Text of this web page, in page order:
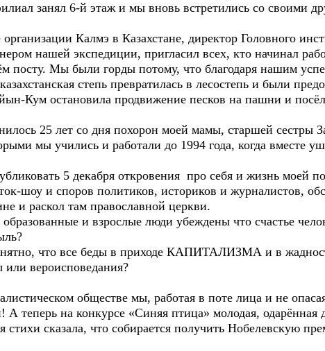
занял 6-й этаж и мы вновь встретились со своими
Калмэ в Казахстане, директор Головного
нашей экспедиции, пригласил всех, кто начинал
посту. Мы были горды потому, что благодаря нашим
степь превратилась в лесостепь и были
Кум остановила продвижение песков на пашни и
25 лет со дня похорон моей мамы, старшей сестры
мы учились и работали до 1994 года, когда вместе
5 декабря откровения про себя и жизнь моей
шоу и споров политиков, историков и журналистов,
и раскол там православной церкви.
и взрослые люди убеждены что счастье
что все беды в приходе КАПИТАЛИЗМА и в
вероисповедания?
обществе мы, работая в поте лица и не
А теперь на конкурсе «Синяя птица» молодая, одарённая
стихи сказала, что собирается получить Нобелевскую